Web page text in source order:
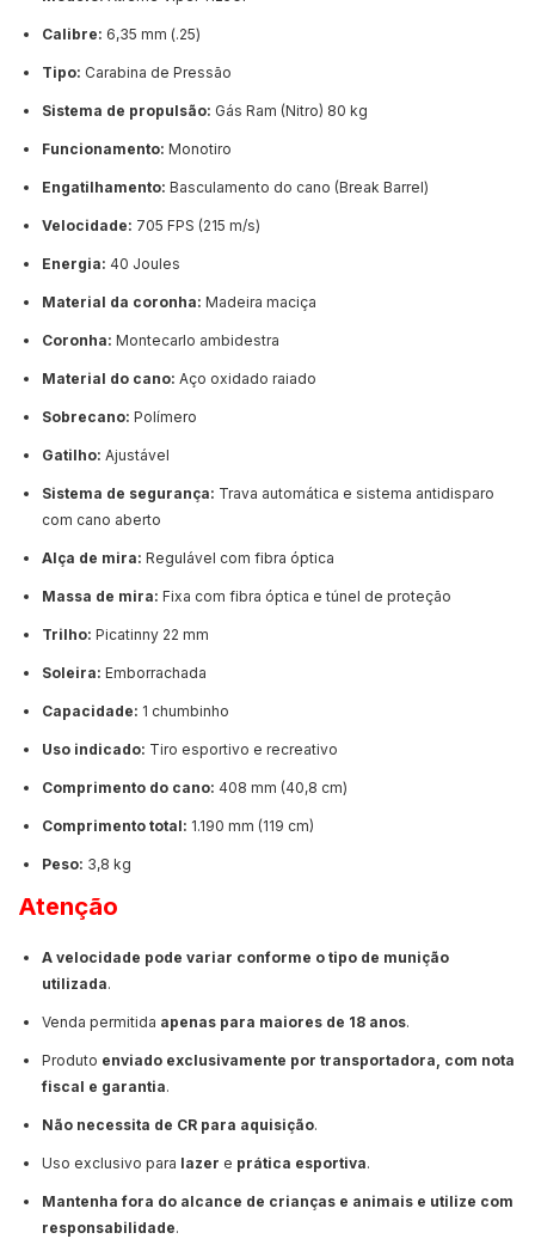
Calibre: 6,35 mm (.25)
Tipo: Carabina de Pressão
Sistema de propulsão: Gás Ram (Nitro) 80 kg
Funcionamento: Monotiro
Engatilhamento: Basculamento do cano (Break Barrel)
Velocidade: 705 FPS (215 m/s)
Energia: 40 Joules
Material da coronha: Madeira maciça
Coronha: Montecarlo ambidestra
Material do cano: Aço oxidado raiado
Sobrecano: Polímero
Gatilho: Ajustável
Sistema de segurança: Trava automática e sistema antidisparo
com cano aberto
Alça de mira: Regulável com fibra óptica
Massa de mira: Fixa com fibra óptica e túnel de proteção
Trilho: Picatinny 22 mm
Soleira: Emborrachada
Capacidade: 1 chumbinho
Uso indicado: Tiro esportivo e recreativo
Comprimento do cano: 408 mm (40,8 cm)
Comprimento total: 1.190 mm (119 cm)
Peso: 3,8 kg
Atenção
A velocidade pode variar conforme o tipo de munição
utilizada.
Venda permitida apenas para maiores de 18 anos.
Produto enviado exclusivamente por transportadora, com nota
fiscal e garantia.
Não necessita de CR para aquisição.
Uso exclusivo para lazer e prática esportiva.
Mantenha fora do alcance de crianças e animais e utilize com
responsabilidade.